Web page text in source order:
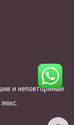
и неповторимые